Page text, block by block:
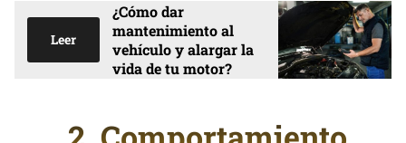
Leer
¿Cómo dar
mantenimiento al
vehículo y alargar la
vida de tu motor?